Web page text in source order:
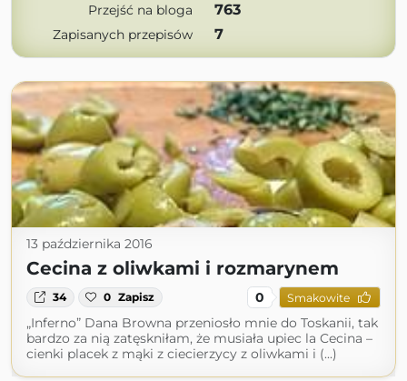
Przejść na bloga 763
Zapisanych przepisów 7
13 października 2016
Cecina z oliwkami i rozmarynem
34 0 Zapisz 0 Smakowite
„Inferno” Dana Browna przeniosło mnie do Toskanii, tak
bardzo za nią zatęskniłam, że musiała upiec la Cecina –
cienki placek z mąki z ciecierzycy z oliwkami i (...)